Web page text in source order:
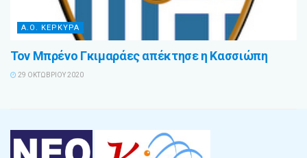
Α.Ο. ΚΕΡΚΥΡΑ
Τον Μπρένο Γκιμαράες απέκτησε η Κασσιώπη
29 ΟΚΤΩΒΡΊΟΥ 2020